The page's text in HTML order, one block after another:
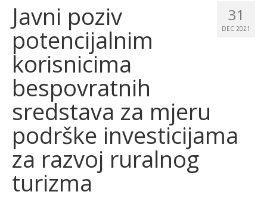
Službeni glasnici
Javne nabavke
Značajni datumi i manifestacije
Program energetske efikasnosti u stambenom
sektoru
31
DEC 2021
Javni poziv
potencijalnim
korisnicima
bespovratnih
sredstava za mjeru
podrške investicijama
za razvoj ruralnog
turizma